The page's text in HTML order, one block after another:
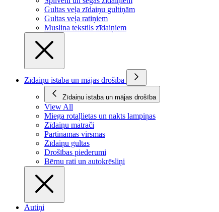
Gultas veļa zīdaiņu gultiņām
Gultas veļa ratiņiem
Muslina tekstils zīdaiņiem
Zīdaiņu istaba un mājas drošība
Zīdaiņu istaba un mājas drošība
View All
Miega rotaļlietas un nakts lampiņas
Zīdaiņu matrači
Pārtināmās virsmas
Zīdaiņu gultas
Drošības piederumi
Bērnu rati un autokrēsliņi
Autiņi